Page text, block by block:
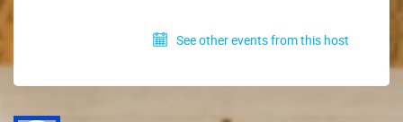
See other events from this host